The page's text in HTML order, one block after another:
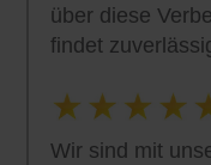
über diese
findet
Wir sind mit